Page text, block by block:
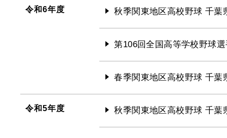
令和6年度 秋季関東地区高校野球 千葉
第106回全国高等学校野球
春季関東地区高校野球 千葉
令和5年度 秋季関東地区高校野球 千葉